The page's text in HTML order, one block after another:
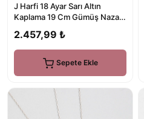
J Harfi 18 Ayar Sarı Altın
Kaplama 19 Cm Gümüş Nazar
2.457,99 ₺
Sepete Ekle